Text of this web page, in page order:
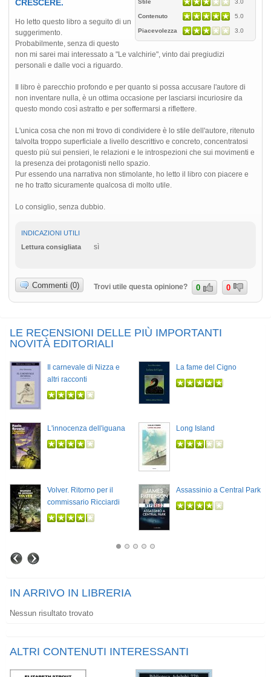
Contenuto 5.0
Piacevolezza 3.0
CRESCERE.
Ho letto questo libro a seguito di un
suggerimento.
Probabilmente, senza di questo
non mi sarei mai interessato a "Le valchirie", vinto dai pregiudizi
personali e dalle voci a riguardo.
Il libro è parecchio profondo e per quanto si possa accusare l'autore di
non inventare nulla, è un ottima occasione per lasciarsi incuriosire da
questo mondo così astratto e per soffermarsi a riflettere.
L'unica cosa che non mi trovo di condividere è lo stile dell'autore, ritenuto
talvolta troppo superficiale a livello descrittivo e concreto, concentratosi
questo più sui pensieri, le relazioni e le introspezioni che sui movimenti e
la presenza dei protagonisti nello spazio.
Pur essendo una narrativa non stimolante, ho letto il libro con piacere e
ne ho tratto sicuramente qualcosa di molto utile.
Lo consiglio, senza dubbio.
INDICAZIONI UTILI
Lettura consigliata
sì
Commenti (0) Trovi utile questa opinione? 0 0
LE RECENSIONI DELLE PIÙ IMPORTANTI
NOVITÀ EDITORIALI
Il carnevale di Nizza e
altri racconti
La fame del Cigno
L'innocenza dell'iguana Long Island
Volver. Ritorno per il
commissario Ricciardi
Assassinio a Central Park
IN ARRIVO IN LIBRERIA
Nessun risultato trovato
ALTRI CONTENUTI INTERESSANTI